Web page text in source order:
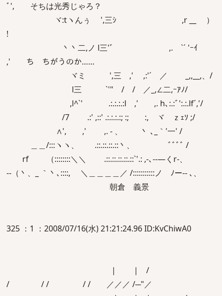
ﾞ', そちは光秀じゃろ？
ヾ:tヽんぅ ',三ｼ ,r __ ）
!
丶丶二,ノ l三'ﾞ ,. `´ 'ｰｲ
,' ち ちがうのか……
ヾミ ',三 ,' ,:'´ ／ _,,__,、/
l三 `'" / / ／_,∠二,ｰｱﾉ/
,l^`' .:.:.:.:l ,' ,. h､:.:ﾞ':.:.lf´,'/
/7 .:' ,::' .:.:.:.:; :; :, ヾゞｚｪｿ ;/
∧', ,' ,. - 、 丶 ､_｀'一' /
＿＿/:::ヽヽ、 .::.::.::.::丶、 ﾞﾞﾞﾞ /
rf （::::::::＼＼ .::.::.::.::.::`'.: ,-､--―くr-、
-‐（丶、_ ｀丶､::::,ゝ ＼＿＿＿＿／ /:::::::::::ノ ﾉー-- ､、
朝倉 義景
325 ：1 ：2008/07/16(水) 21:21:24.96 ID:KvChiwA0
| | /
/ / / / / ／／／ /─"／